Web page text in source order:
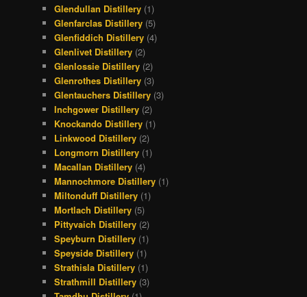
Glendullan Distillery (1)
Glenfarclas Distillery (5)
Glenfiddich Distillery (4)
Glenlivet Distillery (2)
Glenlossie Distillery (2)
Glenrothes Distillery (3)
Glentauchers Distillery (3)
Inchgower Distillery (2)
Knockando Distillery (1)
Linkwood Distillery (2)
Longmorn Distillery (1)
Macallan Distillery (4)
Mannochmore Distillery (1)
Miltonduff Distillery (1)
Mortlach Distillery (5)
Pittyvaich Distillery (2)
Speyburn Distillery (1)
Speyside Distillery (1)
Strathisla Distillery (1)
Strathmill Distillery (3)